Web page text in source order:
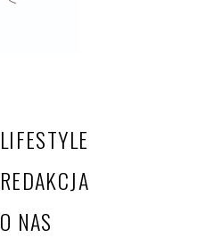
LIFESTYLE
REDAKCJA
O NAS